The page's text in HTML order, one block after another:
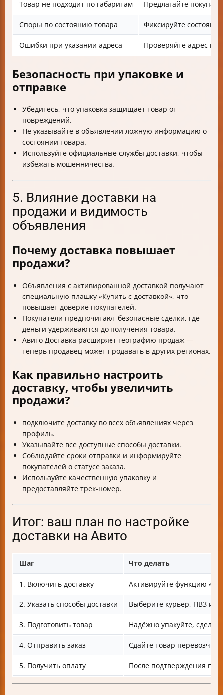
Товар не подходит по габаритам Предлагайте
Споры по состоянию товара Фиксируйте
Ошибки при указании адреса Проверяйте адрес и
Безопасность при упаковке и
отправке
Убедитесь, что упаковка защищает товар от
повреждений.
Не указывайте в объявлении ложную информацию о
состоянии товара.
Используйте официальные службы доставки, чтобы
избежать мошенничества.
5. Влияние доставки на
продажи и видимость
объявления
Почему доставка повышает
продажи?
Объявления с активированной доставкой получают
специальную плашку «Купить с доставкой», что
повышает доверие покупателей.
Покупатели предпочитают безопасные сделки, где
деньги удерживаются до получения товара.
Авито Доставка расширяет географию продаж —
теперь продавец может продавать в других регионах.
Как правильно настроить
доставку, чтобы увеличить
продажи?
подключите доставку во всех объявлениях через
профиль.
Указывайте все доступные способы доставки.
Соблюдайте сроки отправки и информируйте
покупателей о статусе заказа.
Используйте качественную упаковку и
предоставляйте трек-номер.
Итог: ваш план по настройке
доставки на Авито
Шаг Что делать
1. Включить доставку Активируйте функцию
2. Указать способы доставки Выберите курьер, ПВЗ или
3. Подготовить товар Надёжно упакуйте,
4. Отправить заказ Сдайте товар
5. Получить оплату После подтверждения